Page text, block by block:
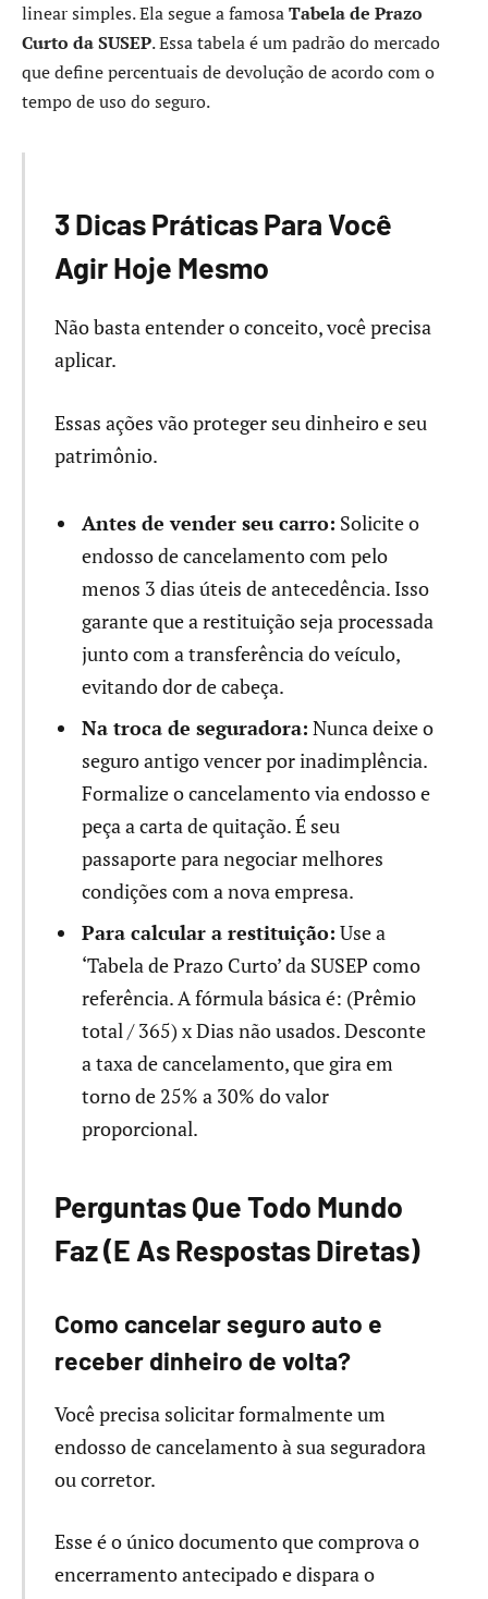
linear simples. Ela segue a famosaTabela de Prazo
Curto da SUSEP. Essa tabela é um padrão do mercado
que define percentuais de devolução de acordo com o
tempo de uso do seguro.
3 Dicas Práticas Para Você
Agir Hoje Mesmo
Não basta entender o conceito, você precisa
aplicar.
Essas ações vão proteger seu dinheiro e seu
patrimônio.
Antes de vender seu carro: Solicite o
endosso de cancelamento com pelo
menos 3 dias úteis de antecedência. Isso
garante que a restituição seja processada
junto com a transferência do veículo,
evitando dor de cabeça.
Na troca de seguradora: Nunca deixe o
seguro antigo vencer por inadimplência.
Formalize o cancelamento via endosso e
peça a carta de quitação. É seu
passaporte para negociar melhores
condições com a nova empresa.
Para calcular a restituição: Use a
‘Tabela de Prazo Curto’ da SUSEP como
referência. A fórmula básica é: (Prêmio
total / 365) x Dias não usados. Desconte
a taxa de cancelamento, que gira em
torno de 25% a 30% do valor
proporcional.
Perguntas Que Todo Mundo
Faz (E As Respostas Diretas)
Como cancelar seguro auto e
receber dinheiro de volta?
Você precisa solicitar formalmente um
endosso de cancelamento à sua seguradora
ou corretor.
Esse é o único documento que comprova o
encerramento antecipado e dispara o